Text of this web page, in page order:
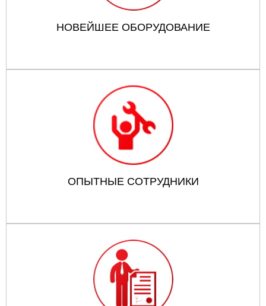
НОВЕЙШЕЕ ОБОРУДОВАНИЕ
ОПЫТНЫЕ СОТРУДНИКИ